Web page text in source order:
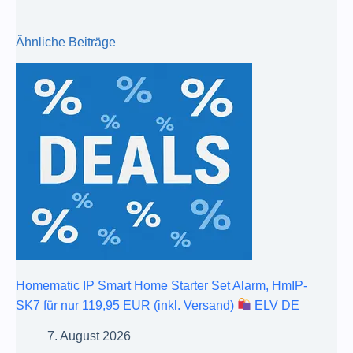
Ähnliche Beiträge
Homematic IP Smart Home Starter Set Alarm, HmIP-
SK7 für nur 119,95 EUR (inkl. Versand)
ELV DE
7. August 2026